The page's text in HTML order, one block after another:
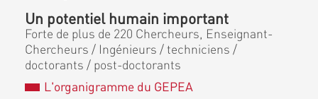
Un potentiel humain important
Forte de plus de 220 Chercheurs, Enseignant-
Chercheurs / Ingénieurs / techniciens /
doctorants / post-doctorants
L'organigramme du GEPEA